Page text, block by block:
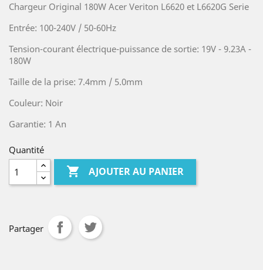
Chargeur Original 180W Acer Veriton L6620 et L6620G Serie
Entrée: 100-240V / 50-60Hz
Tension-courant électrique-puissance de sortie: 19V - 9.23A -
180W
Taille de la prise: 7.4mm / 5.0mm
Couleur: Noir
Garantie: 1 An
Quantité
 AJOUTER AU PANIER
Partager